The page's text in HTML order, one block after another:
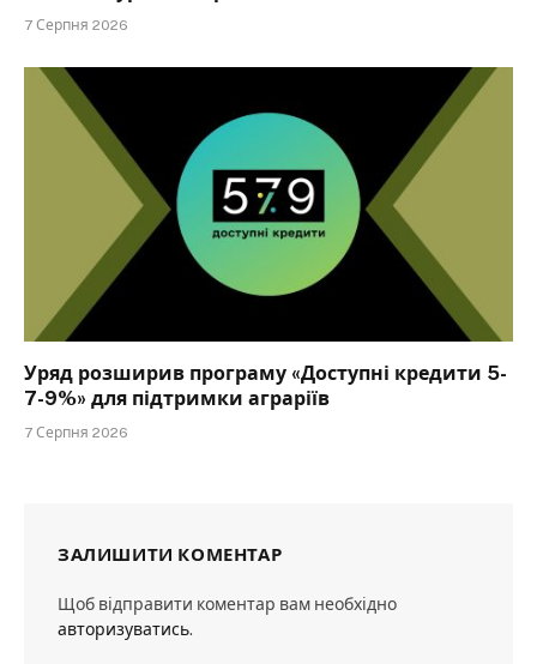
7 Серпня 2026
Уряд розширив програму «Доступні кредити 5-
7-9%» для підтримки аграріїв
7 Серпня 2026
ЗАЛИШИТИ КОМЕНТАР
Щоб відправити коментар вам необхідно
авторизуватись.